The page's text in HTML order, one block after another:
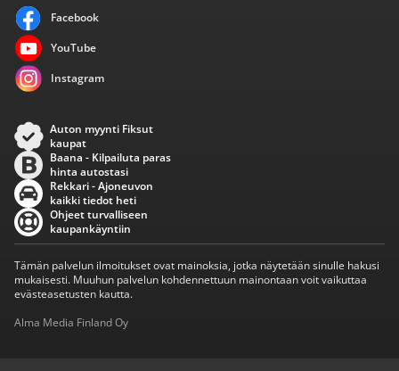
Facebook
YouTube
Instagram
Auton myynti Fiksut
kaupat
Baana - Kilpailuta paras
hinta autostasi
Rekkari - Ajoneuvon
kaikki tiedot heti
Ohjeet turvalliseen
kaupankäyntiin
Tämän palvelun ilmoitukset ovat mainoksia, jotka näytetään sinulle hakusi
mukaisesti. Muuhun palvelun kohdennettuun mainontaan voit vaikuttaa
evästeasetusten kautta.
Alma Media Finland Oy